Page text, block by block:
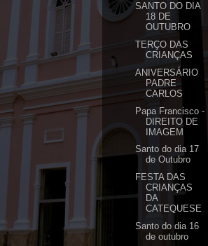
SANTO DO DIA
18 DE
OUTUBRO
TERÇO DAS
CRIANÇAS
ANIVERSÁRIO
PADRE
CARLOS
Papa Francisco -
DIREITO DE
IMAGEM
Santo do dia 17
de Outubro
FESTA DAS
CRIANÇAS
DA
CATEQUESE
Santo do dia 16
de outubro